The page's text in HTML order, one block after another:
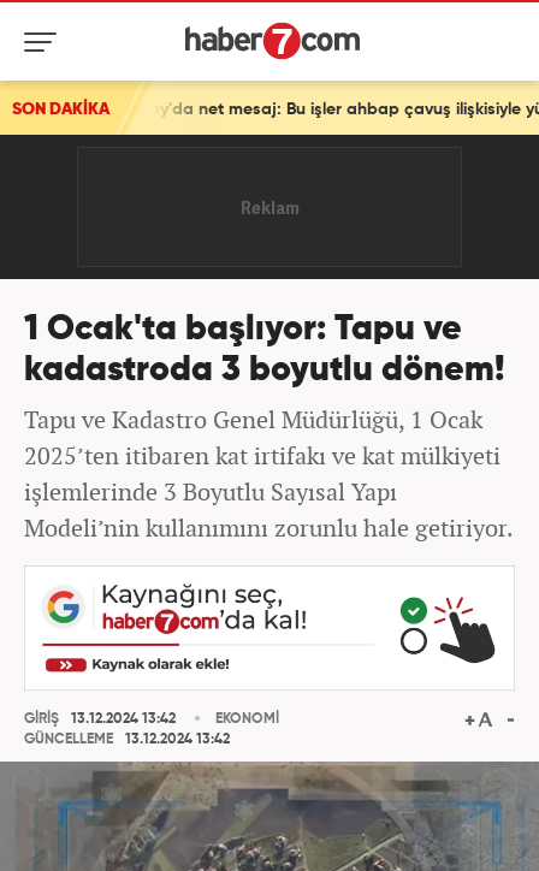
SON DAKİKA
Hatay'da net mesaj: Bu işler ahbap çavuş ilişkisiyle yürümez!
1 Ocak'ta başlıyor: Tapu ve
kadastroda 3 boyutlu dönem!
Tapu ve Kadastro Genel Müdürlüğü, 1 Ocak
2025’ten itibaren kat irtifakı ve kat mülkiyeti
işlemlerinde 3 Boyutlu Sayısal Yapı
Modeli’nin kullanımını zorunlu hale getiriyor.
GİRİŞ
13.12.2024 13:42
GÜNCELLEME
13.12.2024 13:42
EKONOMİ